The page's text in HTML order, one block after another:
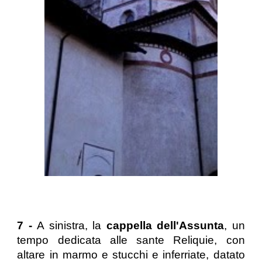
7 -A sinistra, la cappella dell'Assunta, un
tempo dedicata alle sante Reliquie, con
altare in marmo e stucchi e inferriate, datato